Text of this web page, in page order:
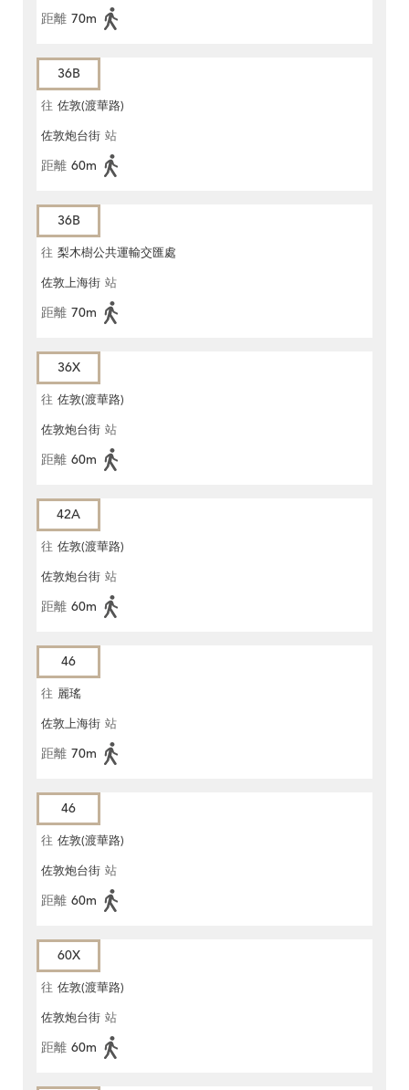
距離 70m
36B
往 佐敦(渡華路)
佐敦炮台街 站
距離 60m
36B
往 梨木樹公共運輸交匯處
佐敦上海街 站
距離 70m
36X
往 佐敦(渡華路)
佐敦炮台街 站
距離 60m
42A
往 佐敦(渡華路)
佐敦炮台街 站
距離 60m
46
往 麗瑤
佐敦上海街 站
距離 70m
46
往 佐敦(渡華路)
佐敦炮台街 站
距離 60m
60X
往 佐敦(渡華路)
佐敦炮台街 站
距離 60m